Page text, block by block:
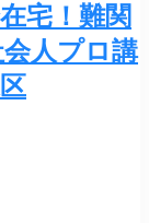
宅！難関
人プロ講